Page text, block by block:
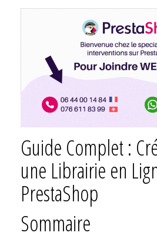
Guide Complet :
une Librairie en
PrestaShop
Sommaire